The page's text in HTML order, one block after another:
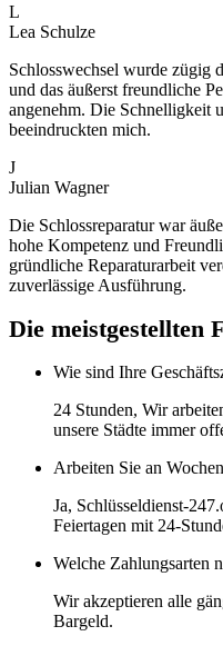
L
Lea Schulze
Schlosswechsel wurde zügig
und das äußerst freundliche
angenehm. Die Schnelligkeit
beeindruckten mich.
J
Julian Wagner
Die Schlossreparatur war
hohe Kompetenz und
gründliche Reparaturarbeit
zuverlässige Ausführung.
Die meistgestellten
Wie sind Ihre
24 Stunden, Wir
unsere Städte immer
Arbeiten Sie an
Ja, Schlüsseldienst-
Feiertagen mit 24-
Welche Zahlungsarten
Wir akzeptieren alle
Bargeld.